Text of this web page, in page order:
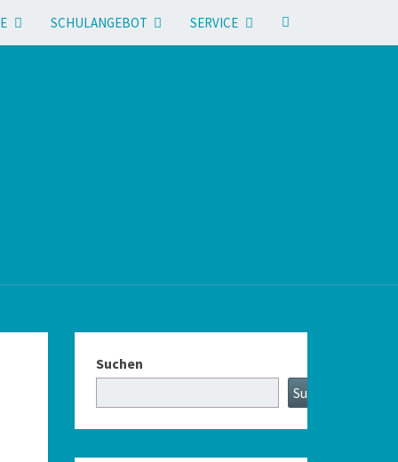
SCHULANGEBOT SERVICE
Suchen
Suchen